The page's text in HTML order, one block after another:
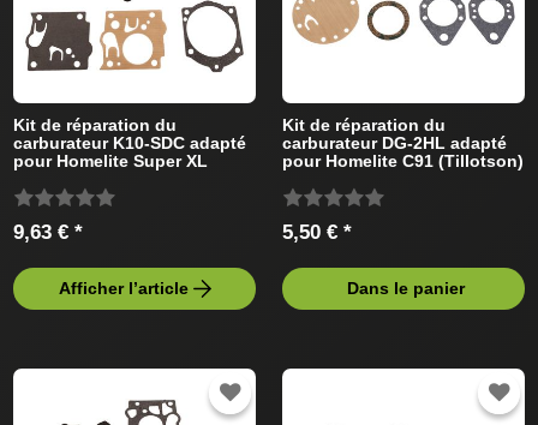
Kit de réparation du
carburateur K10-SDC adapté
pour Homelite Super XL
9,63 € *
Afficher l’article
Kit de réparation du
carburateur DG-2HL adapté
pour Homelite C91 (Tillotson)
5,50 € *
Dans le panier